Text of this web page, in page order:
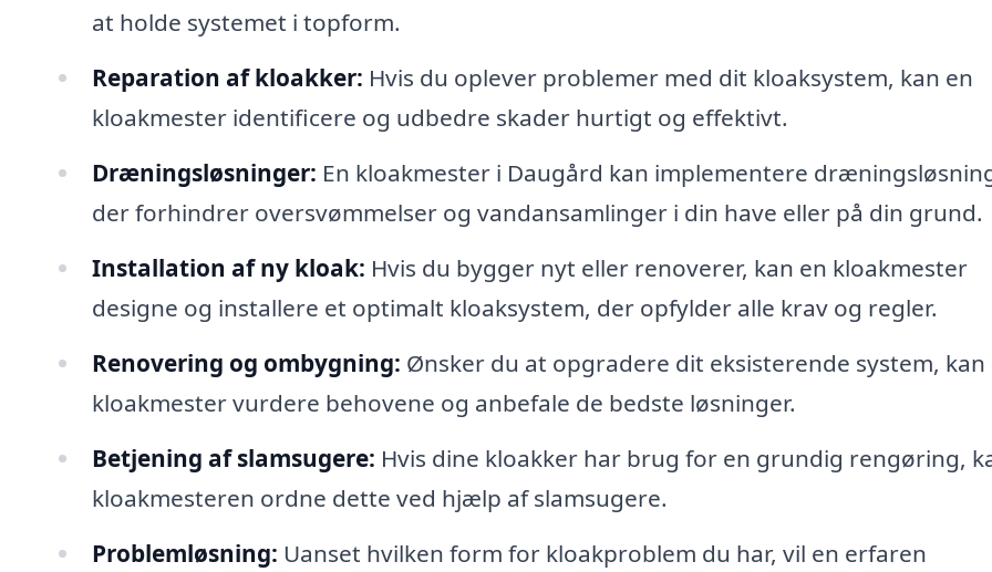
at holde systemet i topform.
Reparation af kloakker: Hvis du oplever problemer med dit kloaksystem, kan en
kloakmester identificere og udbedre skader hurtigt og effektivt.
Dræningsløsninger: En kloakmester i Daugård kan implementere
der forhindrer oversvømmelser og vandansamlinger i din have eller på din grund.
Installation af ny kloak: Hvis du bygger nyt eller renoverer, kan en kloakmester
designe og installere et optimalt kloaksystem, der opfylder alle krav og regler.
Renovering og ombygning: Ønsker du at opgradere dit eksisterende system, kan
kloakmester vurdere behovene og anbefale de bedste løsninger.
Betjening af slamsugere: Hvis dine kloakker har brug for en grundig rengøring,
kloakmesteren ordne dette ved hjælp af slamsugere.
Problemløsning: Uanset hvilken form for kloakproblem du har, vil en erfaren